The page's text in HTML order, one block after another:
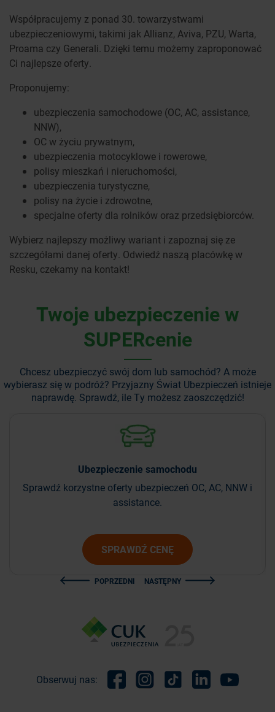
Współpracujemy z ponad 30. towarzystwami
ubezpieczeniowymi, takimi jak Allianz, Aviva, PZU, Warta,
Proama czy Generali. Dzięki temu możemy zaproponować
Ci najlepsze oferty.
Proponujemy:
ubezpieczenia samochodowe (OC, AC, assistance,
NNW),
OC w życiu prywatnym,
ubezpieczenia motocyklowe i rowerowe,
polisy mieszkań i nieruchomości,
ubezpieczenia turystyczne,
polisy na życie i zdrowotne,
specjalne oferty dla rolników oraz przedsiębiorców.
Wybierz najlepszy możliwy wariant i zapoznaj się ze
szczegółami danej oferty. Odwiedź naszą placówkę w
Resku, czekamy na kontakt!
Twoje ubezpieczenie w
SUPERcenie
Chcesz ubezpieczyć swój dom lub samochód? A może
wybierasz się w podróż? Przyjazny Świat Ubezpieczeń istnieje
naprawdę. Sprawdź, ile Ty możesz zaoszczędzić!
Ubezpieczenie samochodu
Sprawdź korzystne oferty ubezpieczeń OC, AC, NNW i
assistance.
SPRAWDŹ CENĘ
POPRZEDNI NASTĘPNY
Obserwuj nas: